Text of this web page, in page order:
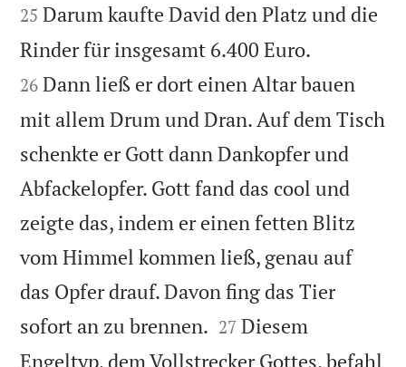
25 Darum kaufte David den Platz und die
Rinder für insgesamt 6.400 Euro.
26 Dann ließ er dort einen Altar bauen
mit allem Drum und Dran. Auf dem Tisch
schenkte er Gott dann Dankopfer und
Abfackelopfer. Gott fand das cool und
zeigte das, indem er einen fetten Blitz
vom Himmel kommen ließ, genau auf
das Opfer drauf. Davon fing das Tier
sofort an zu brennen. 

27 Diesem
Engeltyp, dem Vollstrecker Gottes, befahl